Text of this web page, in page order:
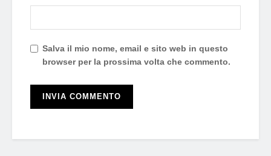
Salva il mio nome, email e sito web in questo
browser per la prossima volta che commento.